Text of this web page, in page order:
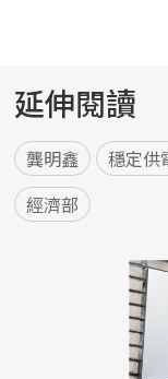
延伸閱讀
龔明鑫 穩定供
經濟部